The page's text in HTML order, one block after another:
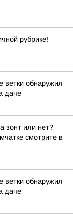
рубрике!
ветки обнаружил
даче
зонт или нет?
смотрите в
ветки обнаружил
даче